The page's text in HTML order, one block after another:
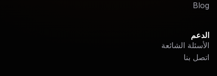
Blog
الدعم
الأسئلة الشائعة
اتصل بنا